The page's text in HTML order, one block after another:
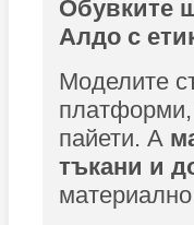
Обувките
Алдо с
Моделите
платформи,
пайети. А
тъкани и